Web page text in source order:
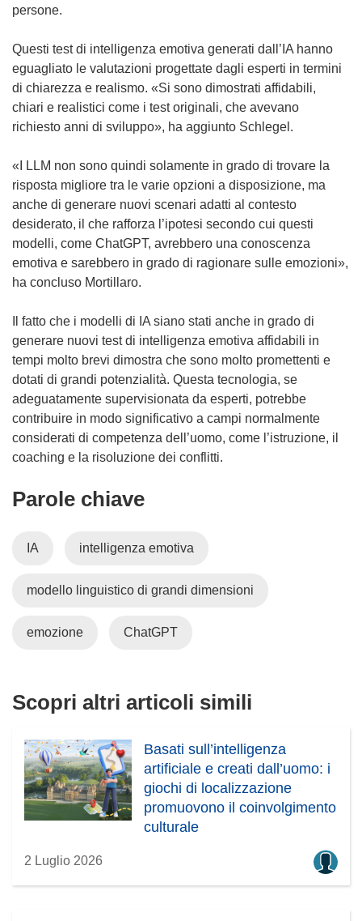
persone.
Questi test di intelligenza emotiva generati dall’IA hanno
eguagliato le valutazioni progettate dagli esperti in termini
di chiarezza e realismo. «Si sono dimostrati affidabili,
chiari e realistici come i test originali, che avevano
richiesto anni di sviluppo», ha aggiunto Schlegel.
«I LLM non sono quindi solamente in grado di trovare la
risposta migliore tra le varie opzioni a disposizione, ma
anche di generare nuovi scenari adatti al contesto
desiderato, il che rafforza l’ipotesi secondo cui questi
modelli, come ChatGPT, avrebbero una conoscenza
emotiva e sarebbero in grado di ragionare sulle emozioni»,
ha concluso Mortillaro.
Il fatto che i modelli di IA siano stati anche in grado di
generare nuovi test di intelligenza emotiva affidabili in
tempi molto brevi dimostra che sono molto promettenti e
dotati di grandi potenzialità. Questa tecnologia, se
adeguatamente supervisionata da esperti, potrebbe
contribuire in modo significativo a campi normalmente
considerati di competenza dell’uomo, come l’istruzione, il
coaching e la risoluzione dei conflitti.
Parole chiave
IA intelligenza emotiva
modello linguistico di grandi dimensioni
emozione ChatGPT
Scopri altri articoli simili
Basati sull’intelligenza
artificiale e creati dall’uomo: i
giochi di localizzazione
promuovono il coinvolgimento
culturale
2 Luglio 2026